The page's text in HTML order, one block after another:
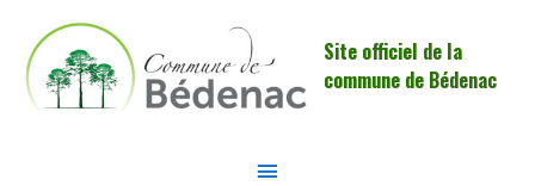
Site officiel de la
commune de Bédenac
MENU